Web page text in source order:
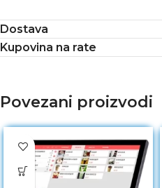
Dostava
Kupovina na rate
Povezani proizvodi